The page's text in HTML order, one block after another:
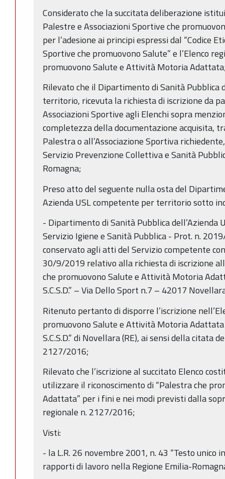
Considerato che la succitata deliberazione
Palestre e Associazioni Sportive che
per l’adesione ai principi espressi dal “Codice
Sportive che promuovono Salute” e l’Elenco
promuovono Salute e Attività Motoria
Rilevato che il Dipartimento di Sanità Pubblica
territorio, ricevuta la richiesta di iscrizione da
Associazioni Sportive agli Elenchi sopra
completezza della documentazione acquisita,
Palestra o all’Associazione Sportiva
Servizio Prevenzione Collettiva e Sanità
Romagna;
Preso atto del seguente nulla osta del
Azienda USL competente per territorio sotto
- Dipartimento di Sanità Pubblica dell’Azienda
Servizio Igiene e Sanità Pubblica - Prot. n.
conservato agli atti del Servizio competente
30/9/2019 relativo alla richiesta di iscrizione
che promuovono Salute e Attività Motoria
S.C.S.D.” – Via Dello Sport n.7 – 42017
Ritenuto pertanto di disporre l’iscrizione
promuovono Salute e Attività Motoria
S.C.S.D.” di Novellara (RE), ai sensi della citata
2127/2016;
Rilevato che l’iscrizione al succitato Elenco
utilizzare il riconoscimento di “Palestra che
Adattata” per i fini e nei modi previsti dalla
regionale n. 2127/2016;
Visti:
- la L.R. 26 novembre 2001, n. 43 “Testo unico
rapporti di lavoro nella Regione Emilia-